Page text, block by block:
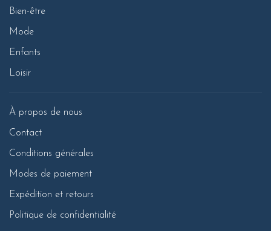
Bien-être
Mode
Enfants
Loisir
À propos de nous
Contact
Conditions générales
Modes de paiement
Expédition et retours
Politique de confidentialité